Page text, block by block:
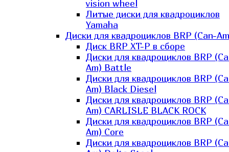
vision wheel
Литые диски для квадроциклов
Yamaha
Диски для квадроциклов BRP (Can-
Диск BRP XT-P в сборе
Диски для квадроциклов BRP
Am) Battle
Диски для квадроциклов BRP
Am) Black Diesel
Диски для квадроциклов BRP
Am) CARLISLE BLACK ROCK
Диски для квадроциклов BRP
Am) Core
Диски для квадроциклов BRP